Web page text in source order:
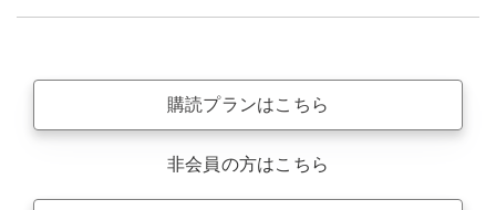
購読プランはこちら
非会員の方はこちら